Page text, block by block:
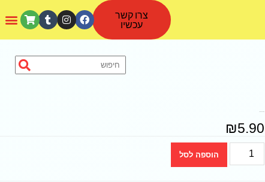
צרו קשר
עכשיו
₪5.90
הוספה לסל